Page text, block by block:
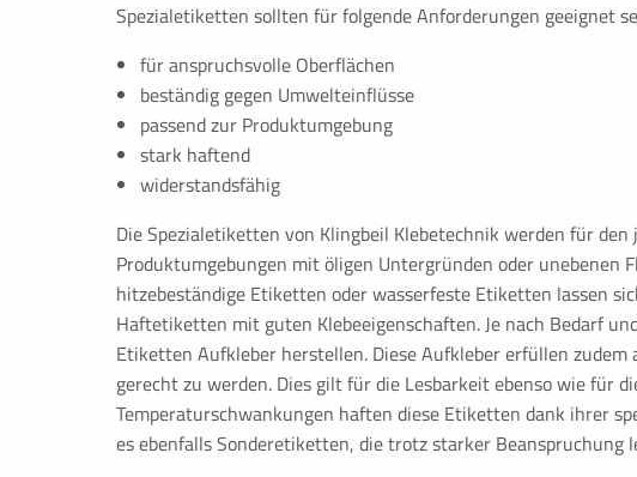
Spezialetiketten sollten für folgende Anforderungen geeignet
für anspruchsvolle Oberflächen
beständig gegen Umwelteinflüsse
passend zur Produktumgebung
stark haftend
widerstandsfähig
Die Spezialetiketten von Klingbeil Klebetechnik werden für
Produktumgebungen mit öligen Untergründen oder unebenen
hitzebeständige Etiketten oder wasserfeste Etiketten lassen
Haftetiketten mit guten Klebeeigenschaften. Je nach Bedarf
Etiketten Aufkleber herstellen. Diese Aufkleber erfüllen
gerecht zu werden. Dies gilt für die Lesbarkeit ebenso wie für
Temperaturschwankungen haften diese Etiketten dank ihrer
es ebenfalls Sonderetiketten, die trotz starker Beanspruchung
Anbieter: Anbieter dieser Seite
Zweck:
Cookie von PHP (Programmiersprache),
Enthält nur einen Verweis auf die aktuelle
Cookie kann nur von der aktuellen
Cookie Laufzeit:
be_typo_user
Name: be_typo_user
Anbieter: TYPO3
Zweck: Sitzungscookie für eingeloggten
Cookie Laufzeit: Browsersitzung